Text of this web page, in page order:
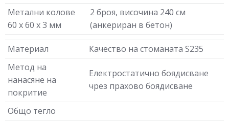
Метални колове
60 х 60 х 3 мм
2 броя, височина 240 см
(анкериран в бетон)
Материал
Качество на стоманата S235
Метод на
нанасяне на
покритие
Електростатично боядисване
чрез прахово боядисване
Общо тегло